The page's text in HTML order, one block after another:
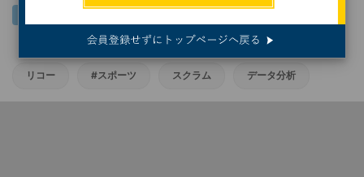
リコー #スポーツ スクラム データ分析